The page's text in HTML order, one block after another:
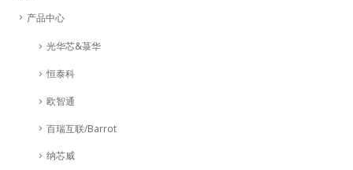
产品中心
光华芯&菉华
恒泰科
欧智通
百瑞互联/Barrot
纳芯威